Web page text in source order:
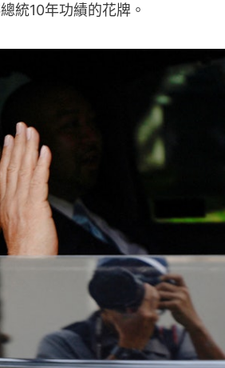
統10年功績的花牌。